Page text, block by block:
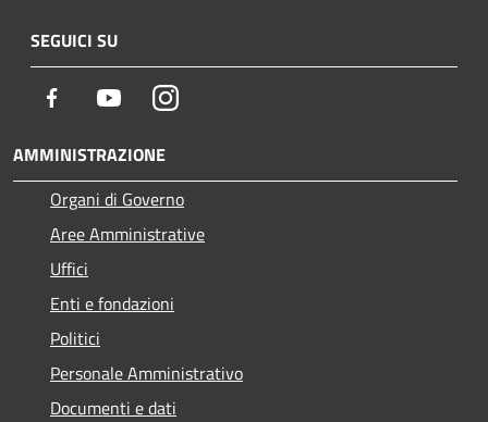
SEGUICI SU
Facebook YoutubeInstagram
AMMINISTRAZIONE
Organi di Governo
Aree Amministrative
Uffici
Enti e fondazioni
Politici
Personale Amministrativo
Documenti e dati